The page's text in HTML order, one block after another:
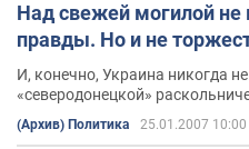
Над свежей могилой не
правды. Но и не
И, конечно, Украина никогда
«северодонецкой»
Россией — 40». Бурные
(Архив) Политика 25.01.2007 10:00